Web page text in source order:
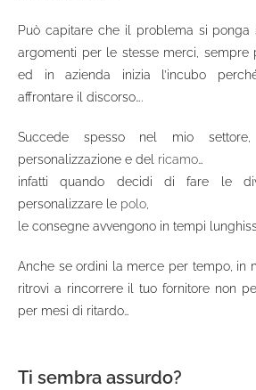
Può capitare che il problema si ponga
argomenti per le stesse merci, sempre
ed in azienda inizia l’incubo
affrontare il discorso….
Succede spesso nel mio
personalizzazione e del ricamo…
infatti quando decidi di fare le
personalizzare le polo
le consegne avvengono in tempi
Anche se ordini la merce per tempo, in
ritrovi a rincorrere il tuo fornitore non
per mesi di ritardo…
Ti sembra assurdo?